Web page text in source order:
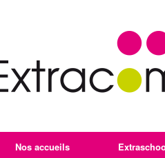
Nos accueils